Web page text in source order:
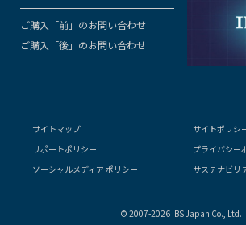
ご購入「前」のお問い合わせ
ご購入「後」のお問い合わせ
サイトマップ
サイトポリシ
サポートポリシー
プライバシー
ソーシャルメディア ポリシー
サステナビリ
© 2007-2026 IBS Japan Co., Ltd.